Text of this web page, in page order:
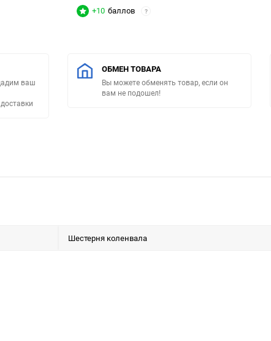
+10 баллов ?
ваш
ОБМЕН ТОВАРА
Вы можете обменять товар, если он
вам не подошел!
Шестерня коленвала